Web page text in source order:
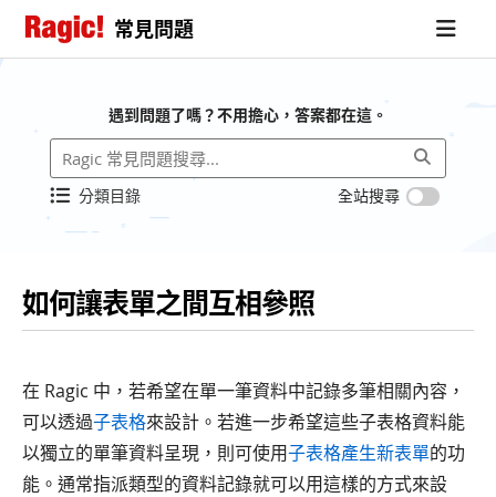
常見問題
遇到問題了嗎？不用擔心，答案都在這。
分類目錄 全站搜尋
如何讓表單之間互相參照
在 Ragic 中，若希望在單一筆資料中記錄多筆相關內容，
可以透過子表格來設計。若進一步希望這些子表格資料能
以獨立的單筆資料呈現，則可使用子表格產生新表單的功
能。通常指派類型的資料記錄就可以用這樣的方式來設